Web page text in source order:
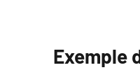
Exemple